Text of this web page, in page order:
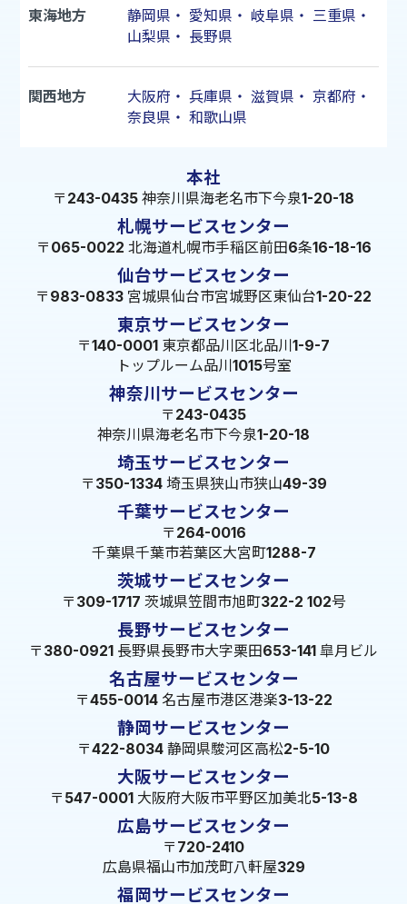
東海地方 静岡県 ・ 愛知県 ・ 岐阜県 ・ 三重県 ・
山梨県 ・ 長野県
関西地方 大阪府 ・ 兵庫県 ・ 滋賀県 ・ 京都府 ・
奈良県 ・ 和歌山県
本社
〒243-0435 神奈川県海老名市下今泉1-20-18
札幌サービスセンター
〒065-0022 北海道札幌市手稲区前田6条16-18-16
仙台サービスセンター
〒983-0833 宮城県仙台市宮城野区東仙台1-20-22
東京サービスセンター
〒140-0001 東京都品川区北品川1-9-7
トップルーム品川1015号室
神奈川サービスセンター
〒243-0435
神奈川県海老名市下今泉1-20-18
埼玉サービスセンター
〒350-1334 埼玉県狭山市狭山49-39
千葉サービスセンター
〒264-0016
千葉県千葉市若葉区大宮町1288-7
茨城サービスセンター
〒309-1717 茨城県笠間市旭町322-2 102号
長野サービスセンター
〒380-0921 長野県長野市大字栗田653-141 皐月ビル
名古屋サービスセンター
〒455-0014 名古屋市港区港楽3-13-22
静岡サービスセンター
〒422-8034 静岡県駿河区高松2-5-10
大阪サービスセンター
〒547-0001 大阪府大阪市平野区加美北5-13-8
広島サービスセンター
〒720-2410
広島県福山市加茂町八軒屋329
福岡サービスセンター